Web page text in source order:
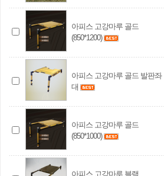
아피스 고강마루 골드
(850*1200)
아피스 고강마루 골드 발판좌
대
아피스 고강마루 골드
(850*1000)
아피스 고강마루 블랙